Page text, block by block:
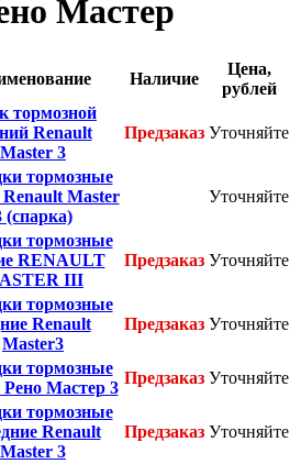
Мастер
Наличие
Цена,
рублей
тормозной
Renault
Master 3
Предзаказ Уточняйте
тормозные
Renault Master
(спарка)
Уточняйте
тормозные
RENAULT
III
Предзаказ Уточняйте
тормозные
Renault
Master3
Предзаказ Уточняйте
тормозные
Рено Мастер 3
Предзаказ Уточняйте
тормозные
Renault
Master 3
Предзаказ Уточняйте